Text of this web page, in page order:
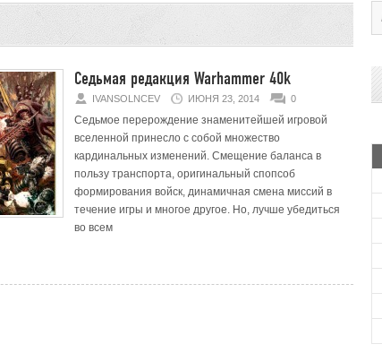
Седьмая редакция Warhammer 40k
IVANSOLNCEV ИЮНЯ 23, 2014 0
Седьмое перерождение знаменитейшей игровой
вселенной принесло с собой множество
кардинальных изменений. Смещение баланса в
пользу транспорта, оригинальный спопсоб
формирования войск, динамичная смена миссий в
течение игры и многое другое. Но, лучше убедиться
во всем